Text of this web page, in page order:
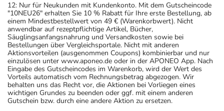
12: Nur für Neukunden mit Kundenkonto. Mit dem Gutscheincode
"10NEU26" erhalten Sie 10 % Rabatt für Ihre erste Bestellung, ab
einem Mindestbestellwert von 49 € (Warenkorbwert). Nicht
anwendbar auf rezeptpflichtige Artikel, Bücher,
Säuglingsanfangsnahrung und Versandkosten sowie bei
Bestellungen über Vergleichsportale. Nicht mit anderen
Aktionsvorteilen (ausgenommen Coupons) kombinierbar und nur
einzulösen unter www.aponeo.de oder in der APONEO App. Nach
Eingabe des Gutscheincodes im Warenkorb, wird der Wert des
Vorteils automatisch vom Rechnungsbetrag abgezogen. Wir
behalten uns das Recht vor, die Aktionen bei Vorliegen eines
wichtigen Grundes zu beenden oder ggf. mit einem anderen
Gutschein bzw. durch eine andere Aktion zu ersetzen.